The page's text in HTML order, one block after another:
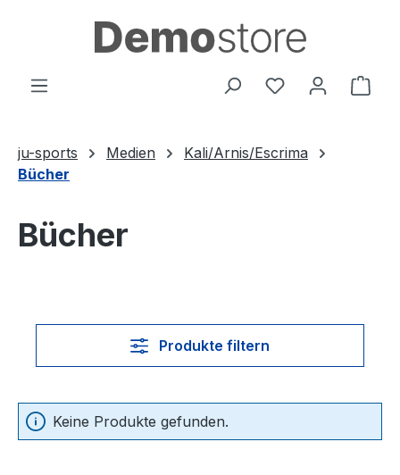
Zum Hauptinhalt springen
Du hast 0
ju-sports Medien
Kali/Arnis/Escrima
Bücher
Bücher
Produkte filtern
Keine Produkte gefunden.